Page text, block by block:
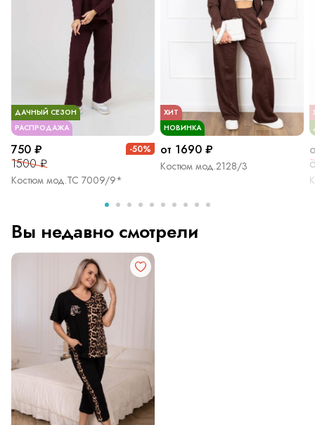
ДАЧНЫЙ СЕЗОН
РАСПРОДАЖА
750 ₽
1500 ₽
-50%
Костюм мод.ТС 7009/9*
ХИТ
НОВИНКА
от 1690 ₽
Костюм мод.2128/3
Вы недавно смотрели